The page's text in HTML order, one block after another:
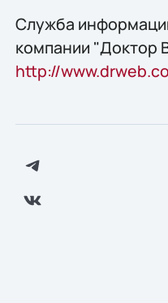
Служба
компании "Доктор
http://